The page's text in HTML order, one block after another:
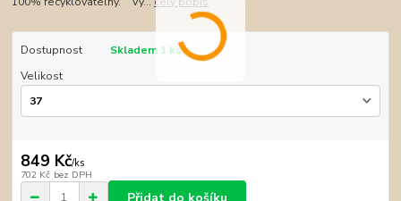
Dostupnost
Skladem 1 ks
Velikost
849 Kč/ks
702 Kč bez DPH